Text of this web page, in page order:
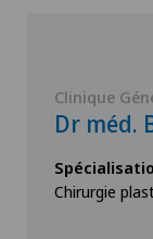
Clinique
Dr méd.
Chirurgie